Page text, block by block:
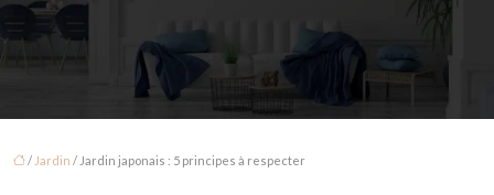
/ Jardin / Jardin japonais : 5 principes à respecter